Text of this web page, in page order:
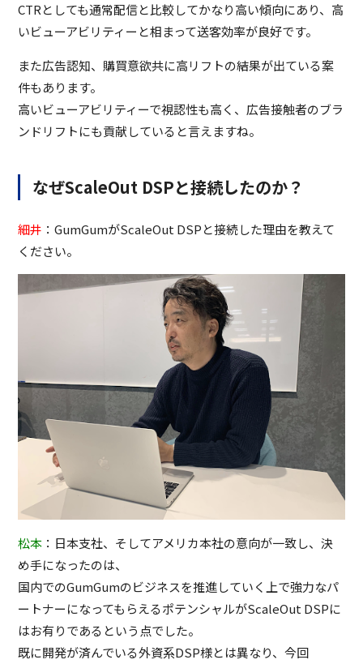
CTRとしても通常配信と比較してかなり高い傾向にあり、高
いビューアビリティーと相まって送客効率が良好です。
また広告認知、購買意欲共に高リフトの結果が出ている案
件もあります。
高いビューアビリティーで視認性も高く、広告接触者のブラ
ンドリフトにも貢献していると言えますね。
なぜScaleOut DSPと接続したのか？
細井 ：GumGumがScaleOut DSPと接続した理由を教えて
ください。
松本 ：日本支社、そしてアメリカ本社の意向が一致し、決
め手になったのは、
国内でのGumGumのビジネスを推進していく上で強力なパ
ートナーになってもらえるポテンシャルがScaleOut DSPに
はお有りであるという点でした。
既に開発が済んでいる外資系DSP様とは異なり、今回